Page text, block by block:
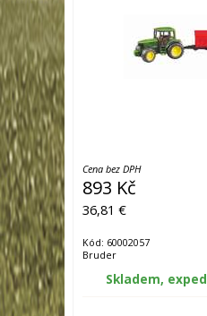
Cena bez DPH
893 Kč
36,81 €
Kód: 60002057
Bruder
Skladem,